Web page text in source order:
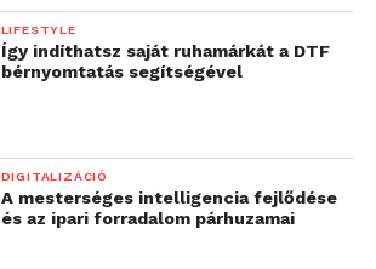
LIFESTYLE
Így indíthatsz saját ruhamárkát a DTF
bérnyomtatás segítségével
DIGITALIZÁCIÓ
A mesterséges intelligencia fejlődése
és az ipari forradalom párhuzamai